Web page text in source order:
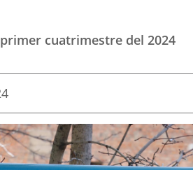
cuatrimestre del 2024